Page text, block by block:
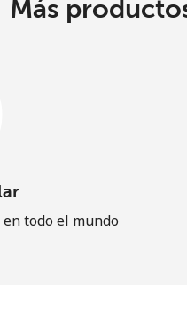
Más
todo el mundo